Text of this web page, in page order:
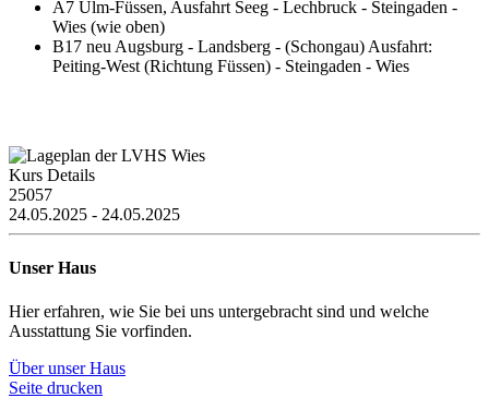
A7 Ulm-Füssen, Ausfahrt Seeg - Lechbruck - Steingaden -
Wies (wie oben)
B17 neu Augsburg - Landsberg - (Schongau) Ausfahrt:
Peiting-West (Richtung Füssen) - Steingaden - Wies
Kurs Details
25057
24.05.2025 - 24.05.2025
Unser Haus
Hier erfahren, wie Sie bei uns untergebracht sind und welche
Ausstattung Sie vorfinden.
Über unser Haus
Seite drucken